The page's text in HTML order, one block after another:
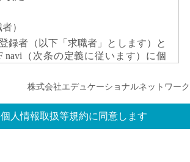
）
録者（以下「求職者」とします）と
navi（次条の定義に従います）に個
の他の情報を登録（以下「求職票登
）し、（株）エデュケーショナルネ
以下「当社」とします）がこれを承
います。
録および承認後、求職者はE-STAFF
株式会社エデュケーショナルネットワーク
人情報取扱等規約に同意します